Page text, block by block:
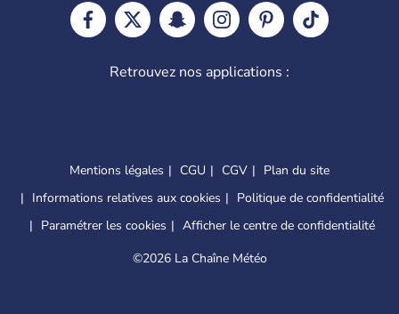
Retrouvez nos applications :
Mentions légales CGU CGV
Plan du site
Informations relatives aux cookies
Politique de confidentialité
Paramétrer les cookies
Afficher le centre de confidentialité
©2026 La Chaîne Météo